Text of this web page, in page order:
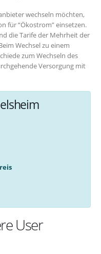
wechseln möchten,
für “Ökostrom” einsetzen.
die Tarife der Mehrheit der
Wechsel zu einem
zum Wechseln des
Versorgung mit
User